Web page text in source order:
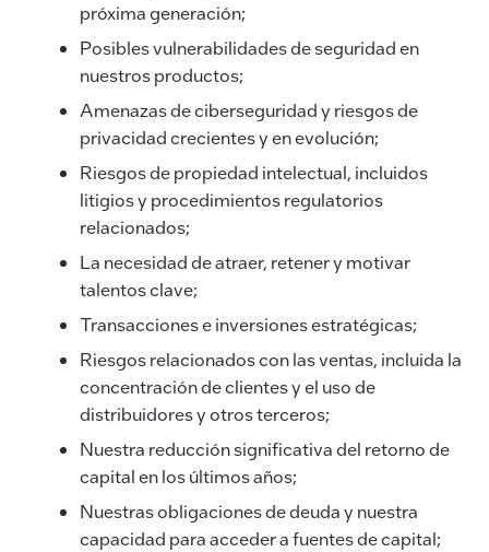
próxima generación;
Posibles vulnerabilidades de seguridad en
nuestros productos;
Amenazas de ciberseguridad y riesgos de
privacidad crecientes y en evolución;
Riesgos de propiedad intelectual, incluidos
litigios y procedimientos regulatorios
relacionados;
La necesidad de atraer, retener y motivar
talentos clave;
Transacciones e inversiones estratégicas;
Riesgos relacionados con las ventas, incluida la
concentración de clientes y el uso de
distribuidores y otros terceros;
Nuestra reducción significativa del retorno de
capital en los últimos años;
Nuestras obligaciones de deuda y nuestra
capacidad para acceder a fuentes de capital;